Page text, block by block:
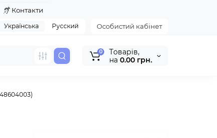
Контакти
Особистий кабінет
Українська Русский
0
Tоварів,
на 0.00 грн.